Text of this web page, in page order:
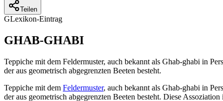
Teilen
GLexikon-Eintrag
GHAB-GHABI
Teppiche mit dem Feldermuster, auch bekannt als Ghab-ghabi in
der aus geometrisch abgegrenzten Beeten besteht.
Teppiche mit dem Feldermuster, auch bekannt als Ghab-ghabi in
der aus geometrisch abgegrenzten Beeten besteht. Diese